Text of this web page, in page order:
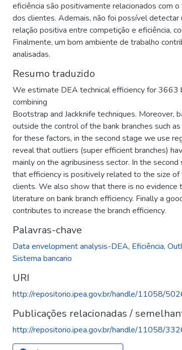
eficiência são positivamente relacionados com
dos clientes. Ademais, não foi possível detectar
relação positiva entre competição e eficiência,
Finalmente, um bom ambiente de trabalho
analisadas.
Resumo traduzido
We estimate DEA technical efficiency for 3663
combining
Bootstrap and Jackknife techniques. Moreover,
outside the control of the bank branches such
for these factors, in the second stage we use
reveal that outliers (super efficient branches)
mainly on the agribusiness sector. In the
that efficiency is positively related to the size
clients. We also show that there is no
literature on bank branch efficiency. Finally a
contributes to increase the branch efficiency.
Palavras-chave
Data envelopment analysis-DEA, Eficiência,
Sistema bancario
URI
http://repositorio.ipea.gov.br/handle/11058/
Publicações relacionadas /
http://repositorio.ipea.gov.br/handle/11058/